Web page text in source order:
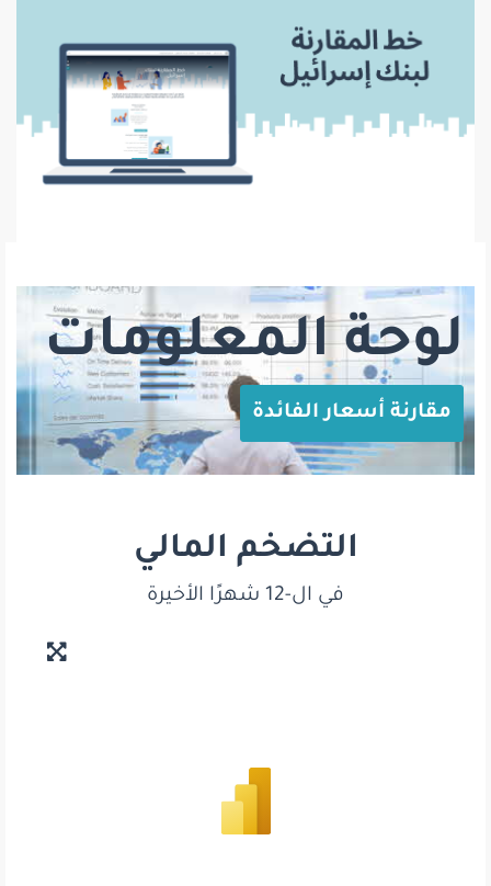
لوحة المعلومات
مقارنة أسعار الفائدة
التضخم المالي
في ال-12 شهرًا الأخيرة